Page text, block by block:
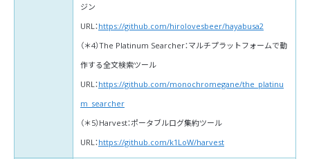
ジン
URL：https://github.com/hirolovesbeer/hayabusa2
（＊4）The Platinum Searcher：マルチプラットフォームで動
作する全文検索ツール
URL：https://github.com/monochromegane/the_platinu
m_searcher
（＊5）Harvest：ポータブルログ集約ツール
URL：https://github.com/k1LoW/harvest